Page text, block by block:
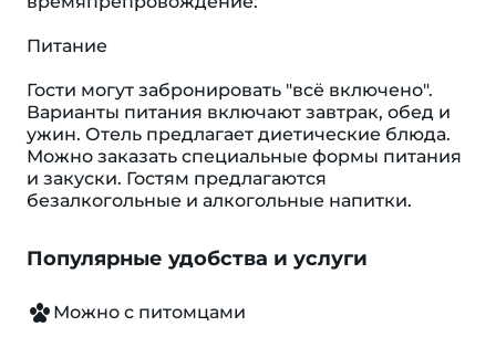
Питание
Гости могут забронировать "всё включено".
Варианты питания включают завтрак, обед и
ужин. Отель предлагает диетические блюда.
Можно заказать специальные формы питания
и закуски. Гостям предлагаются
безалкогольные и алкогольные напитки.
Популярные удобства и услуги
Можно с питомцами